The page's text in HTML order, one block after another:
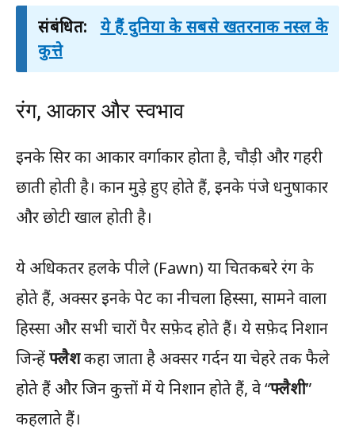
संबंधित:
ये हैं दुनिया के सबसे खतरनाक नस्ल के
कुत्ते
रंग, आकार और स्वभाव
इनके सिर का आकार वर्गाकार होता है, चौड़ी और गहरी
छाती होती है। कान मुड़े हुए होते हैं, इनके पंजे धनुषाकार
और छोटी खाल होती है।
ये अधिकतर हलके पीले (Fawn) या चितकबरे रंग के
होते हैं, अक्सर इनके पेट का नीचला हिस्सा, सामने वाला
हिस्सा और सभी चारों पैर सफ़ेद होते हैं। ये सफ़ेद निशान
जिन्हेंफ्लैशकहा जाता है अक्सर गर्दन या चेहरे तक फैले
होते हैं और जिन कुत्तों में ये निशान होते हैं, वे “फ्लैशी”
कहलाते हैं।